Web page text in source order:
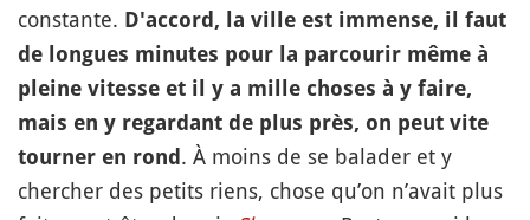
constante. D'accord, la ville est immense, il faut
de longues minutes pour la parcourir même à
pleine vitesse et il y a mille choses à y faire,
mais en y regardant de plus près, on peut vite
tourner en rond . À moins de se balader et y
chercher des petits riens, chose qu’on n’avait plus